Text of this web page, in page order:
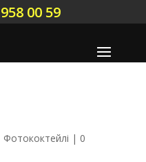
00 59
Фотококтейлі | 0